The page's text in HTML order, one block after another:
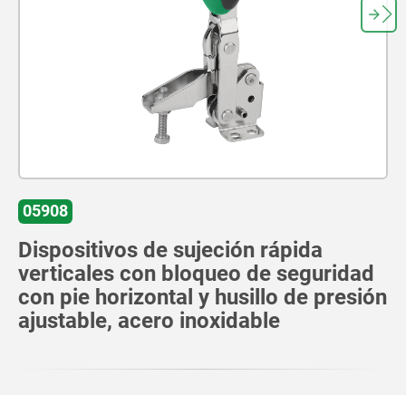
05908
Dispositivos de sujeción rápida
verticales con bloqueo de seguridad
con pie horizontal y husillo de presión
ajustable, acero inoxidable